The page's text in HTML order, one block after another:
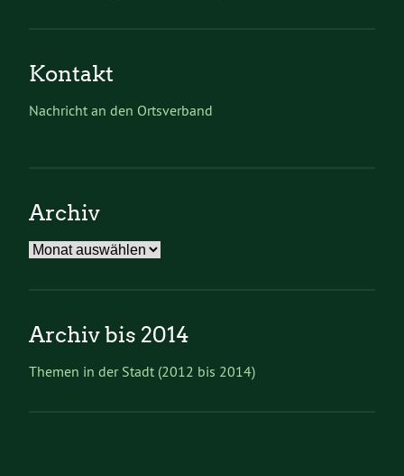
Kontakt
Nachricht an den Ortsverband
Archiv
Archiv
Archiv bis 2014
Themen in der Stadt (2012 bis 2014)